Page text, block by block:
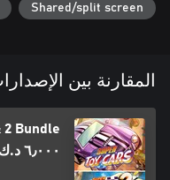
Shared/split screen
المقارنة بين
2 Bundle
٦٫٠٠٠ د.ك.‏